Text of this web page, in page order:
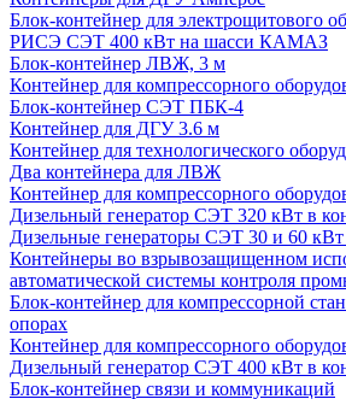
Блок-контейнер для электрощитового
РИСЭ СЭТ 400 кВт на шасси КАМАЗ
Блок-контейнер ЛВЖ, 3 м
Контейнер для компрессорного
Блок-контейнер СЭТ ПБК-4
Контейнер для ДГУ 3.6 м
Контейнер для технологического
Два контейнера для ЛВЖ
Контейнер для компрессорного
Дизельный генератор СЭТ 320 кВт в
Дизельные генераторы СЭТ 30 и 60 кВт
Контейнеры во взрывозащищенном
автоматической системы контроля
Блок-контейнер для компрессорной
опорах
Контейнер для компрессорного
Дизельный генератор СЭТ 400 кВт в
Блок-контейнер связи и коммуникаций